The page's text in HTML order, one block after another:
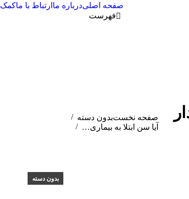
صفحه اصلیدرباره ما ارتباط با ماکمک
فهرست
مکان شما:
صفحه نخستبدون دسته
آیا سن ابتلا به بیماری…
بدون دسته